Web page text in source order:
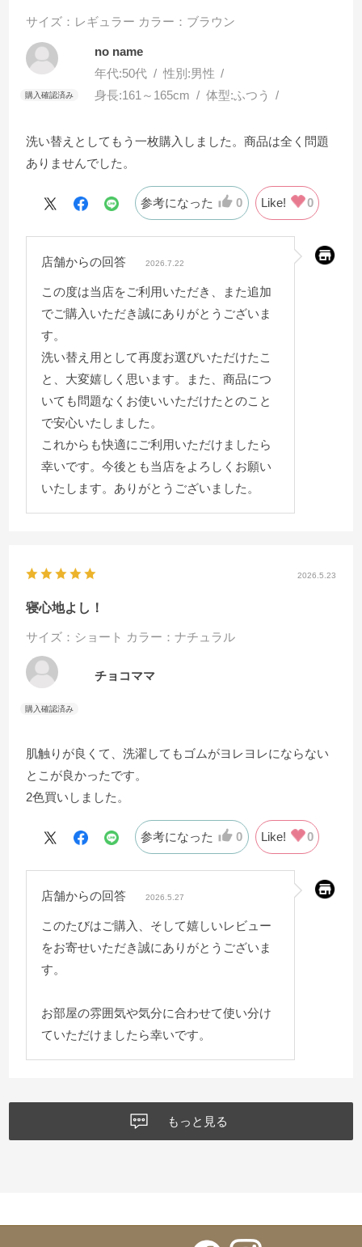
サイズ：レギュラー カラー：ブラウン
no name
年代:50代 性別:男性
身長:161～165cm 体型:ふつう
洗い替えとしてもう一枚購入しました。商品は全く問題
ありませんでした。
参考になった 0 Like! 0
店舗からの回答 2026.7.22
この度は当店をご利用いただき、また追加
でご購入いただき誠にありがとうございま
す。
洗い替え用として再度お選びいただけたこ
と、大変嬉しく思います。また、商品につ
いても問題なくお使いいただけたとのこと
で安心いたしました。
これからも快適にご利用いただけましたら
幸いです。今後とも当店をよろしくお願い
いたします。ありがとうございました。
2026.5.23
寝心地よし！
サイズ：ショート カラー：ナチュラル
チョコママ
肌触りが良くて、洗濯してもゴムがヨレヨレにならない
とこが良かったです。
2色買いしました。
参考になった 0 Like! 0
店舗からの回答 2026.5.27
このたびはご購入、そして嬉しいレビュー
をお寄せいただき誠にありがとうございま
す。
お部屋の雰囲気や気分に合わせて使い分け
ていただけましたら幸いです。
もっと見る